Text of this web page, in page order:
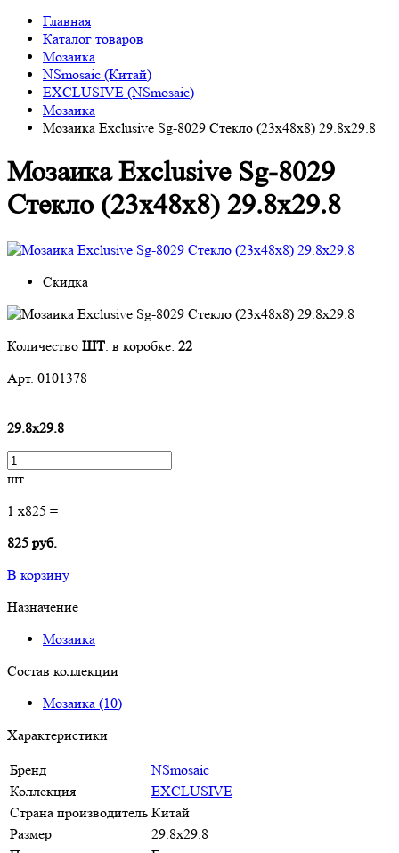
Главная
Каталог товаров
Мозаика
NSmosaic (Китай)
EXCLUSIVE (NSmosaic)
Мозаика
Мозаика Exclusive Sg-8029 Стекло (23х48х8) 29.8x29.8
Мозаика Exclusive Sg-8029
Стекло (23х48х8) 29.8x29.8
Скидка
Количество ШТ. в коробке: 22
Арт. 0101378
29.8x29.8
шт.
1 x825 =
825 руб.
В корзину
Назначение
Мозаика
Состав коллекции
Мозаика (10)
Характеристики
Бренд
NSmosaic
Коллекция
EXCLUSIVE
Страна производитель Китай
Размер
29.8x29.8